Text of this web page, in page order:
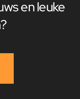
en leuke